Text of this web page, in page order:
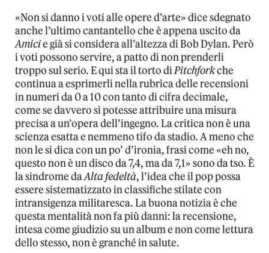
«Non si danno i voti alle opere d’arte» dice sdegnato
anche l’ultimo cantantello che è appena uscito da
Amicie già si considera all’altezza di Bob Dylan. Però
i voti possono servire, a patto di non prenderli
troppo sul serio. E qui sta il torto diPitchforkche
continua a esprimerli nella rubrica delle recensioni
in numeri da 0 a 10 con tanto di cifra decimale,
come se davvero si potesse attribuire una misura
precisa a un’opera dell’ingegno. La critica non è una
scienza esatta e nemmeno tifo da stadio. A meno che
non le si dica con un po’ d’ironia, frasi come «eh no,
questo non è un disco da 7,4, ma da 7,1» sono da tso. È
la sindrome daAlta fedeltà, l’idea che il pop possa
essere sistematizzato in classifiche stilate con
intransigenza militaresca. La buona notizia è che
questa mentalità non fa più danni: la recensione,
intesa come giudizio su un album e non come lettura
dello stesso, non è granché in salute.